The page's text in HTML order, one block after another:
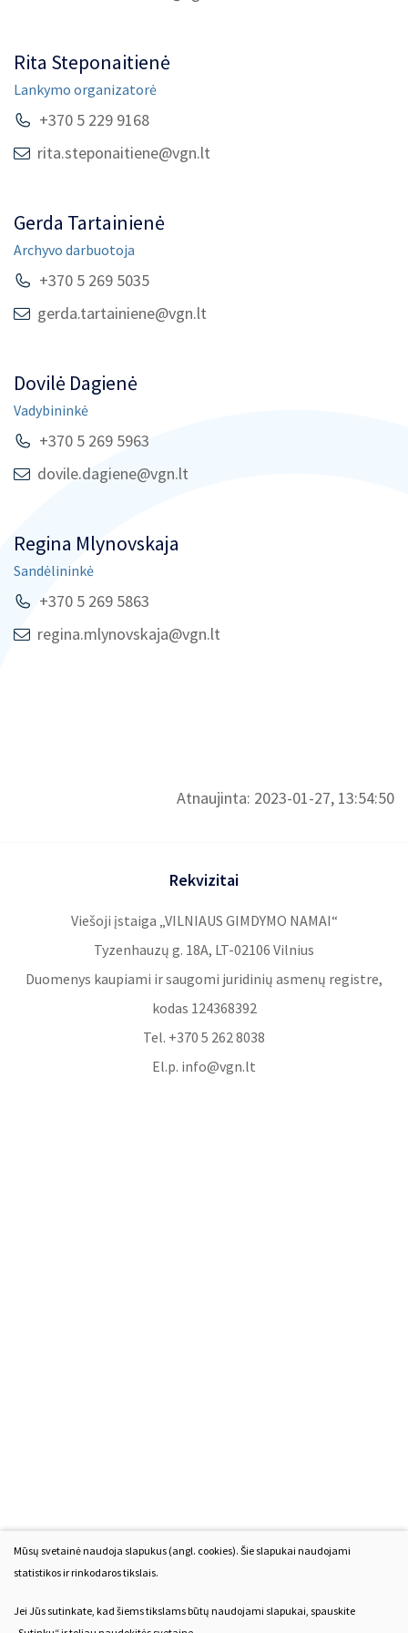
Rita Steponaitienė
Lankymo organizatorė
+370 5 229 9168
rita.steponaitiene@vgn.lt
Gerda Tartainienė
Archyvo darbuotoja
+370 5 269 5035
gerda.tartainiene@vgn.lt
Dovilė Dagienė
Vadybininkė
+370 5 269 5963
dovile.dagiene@vgn.lt
Regina Mlynovskaja
Sandėlininkė
+370 5 269 5863
regina.mlynovskaja@vgn.lt
Atnaujinta: 2023-01-27, 13:54:50
Rekvizitai
Viešoji įstaiga „VILNIAUS GIMDYMO NAMAI“
Tyzenhauzų g. 18A, LT-02106 Vilnius
Duomenys kaupiami ir saugomi juridinių asmenų registre,
kodas 124368392
Tel. +370 5 262 8038
El.p. info@vgn.lt
Mūsų svetainė naudoja slapukus (angl. cookies). Šie slapukai naudojami
statistikos ir rinkodaros tikslais.
Jei Jūs sutinkate, kad šiems tikslams būtų naudojami slapukai, spauskite